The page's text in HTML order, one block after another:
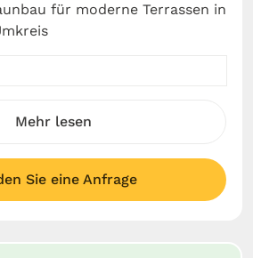
für moderne Terrassen in
Mehr lesen
Sie eine Anfrage